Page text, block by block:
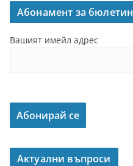
Абонамент за бюлетин
Вашият имейл адрес
Актуални въпроси